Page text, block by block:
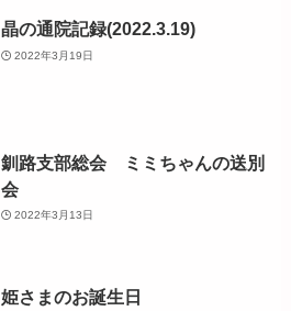
晶の通院記録(2022.3.19)
2022年3月19日
釧路支部総会 ミミちゃんの送別
会
2022年3月13日
姫さまのお誕生日